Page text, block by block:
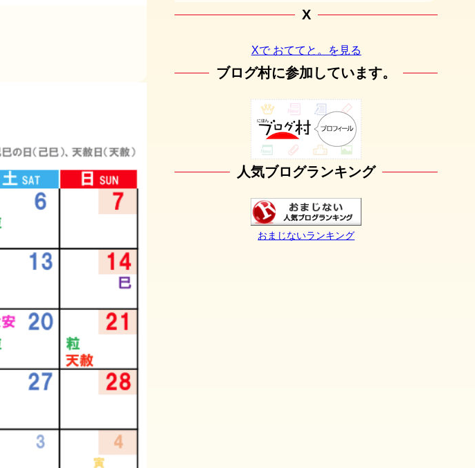
X
Xで おててと。を見る
ブログ村に参加しています。
人気ブログランキング
おまじないランキング